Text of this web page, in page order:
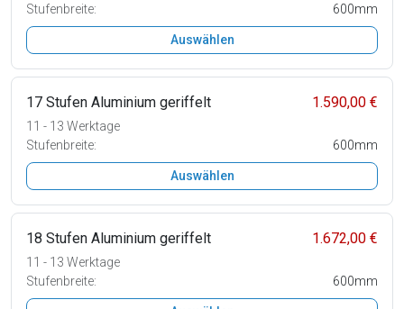
Stufenbreite:
600mm
Auswählen
17 Stufen Aluminium geriffelt 1.590,00 €
11 - 13 Werktage
Stufenbreite:
600mm
Auswählen
18 Stufen Aluminium geriffelt 1.672,00 €
11 - 13 Werktage
Stufenbreite:
600mm